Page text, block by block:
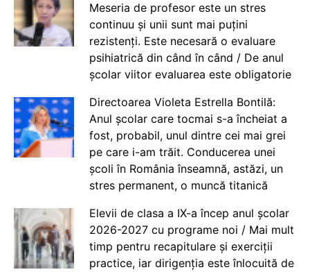
Meseria de profesor este un stres
continuu și unii sunt mai puțini
rezistenți. Este necesară o evaluare
psihiatrică din când în când / De anul
școlar viitor evaluarea este obligatorie
Directoarea Violeta Estrella Bontilă:
Anul școlar care tocmai s-a încheiat a
fost, probabil, unul dintre cei mai grei
pe care i-am trăit. Conducerea unei
școli în România înseamnă, astăzi, un
stres permanent, o muncă titanică
Elevii de clasa a IX-a încep anul școlar
2026-2027 cu programe noi / Mai mult
timp pentru recapitulare și exerciții
practice, iar dirigenția este înlocuită de